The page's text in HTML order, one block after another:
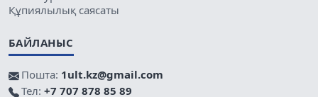
Құпиялылық саясаты
БАЙЛАНЫС
Пошта: 1ult.kz@gmail.com
Тел: +7 707 878 85 89